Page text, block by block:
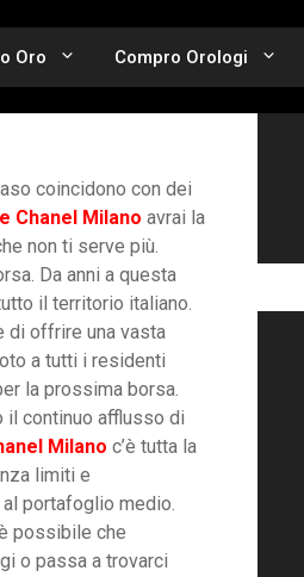
Oro Compro Orologi
coincidono con dei
Chanel Milano avrai la
non ti serve più.
Da anni a questa
il territorio italiano.
di offrire una vasta
a tutti i residenti
la prossima borsa.
il continuo afflusso di
Milano c’è tutta la
limiti e
portafoglio medio.
possibile che
o passa a trovarci